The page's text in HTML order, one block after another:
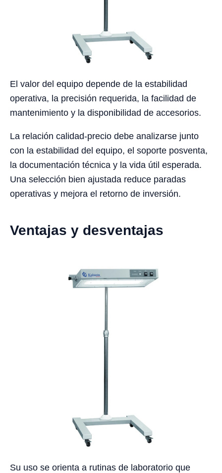
El valor del equipo depende de la estabilidad
operativa, la precisión requerida, la facilidad de
mantenimiento y la disponibilidad de accesorios.
La relación calidad-precio debe analizarse junto
con la estabilidad del equipo, el soporte posventa,
la documentación técnica y la vida útil esperada.
Una selección bien ajustada reduce paradas
operativas y mejora el retorno de inversión.
Ventajas y desventajas
Su uso se orienta a rutinas de laboratorio que